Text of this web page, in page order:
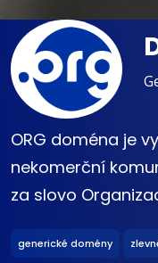
ORG doména je
nekomerční
za slovo
generické domény